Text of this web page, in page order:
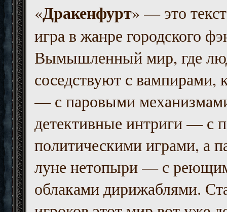
«Дракенфурт» — это
игра в жанре городского
Вымышленный мир, где
соседствуют с вампирами,
— с паровыми
детективные интриги — с
политическими играми, а
луне нетопыри — с
облаками дирижаблями.